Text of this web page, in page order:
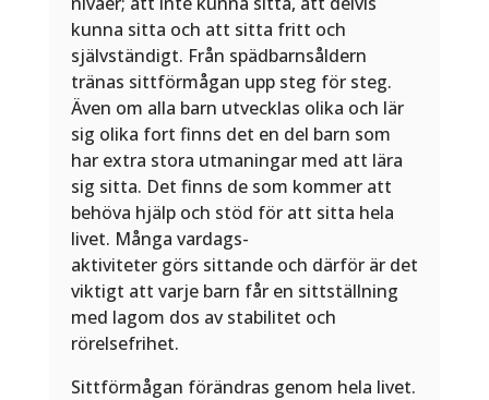
kunna sitta och att sitta fritt och
självständigt. Från spädbarnsåldern
tränas sittförmågan upp steg för steg.
Även om alla barn utvecklas olika och lär
sig olika fort finns det en del barn som
har extra stora utmaningar med att lära
sig sitta. Det finns de som kommer att
behöva hjälp och stöd för att sitta hela
livet. Många vardags-
aktiviteter görs sittande och därför är det
viktigt att varje barn får en sittställning
med lagom dos av stabilitet och
rörelsefrihet.
Sittförmågan förändras genom hela livet.